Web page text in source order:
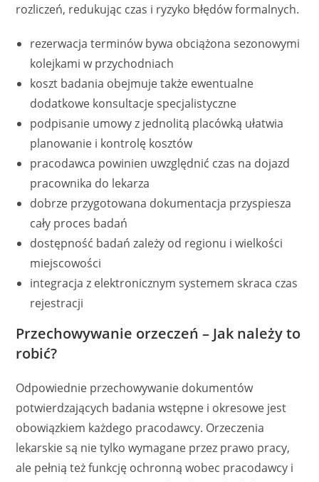
rozliczeń, redukując czas i ryzyko błędów formalnych.
rezerwacja terminów bywa obciążona sezonowymi
kolejkami w przychodniach
koszt badania obejmuje także ewentualne
dodatkowe konsultacje specjalistyczne
podpisanie umowy z jednolitą placówką ułatwia
planowanie i kontrolę kosztów
pracodawca powinien uwzględnić czas na dojazd
pracownika do lekarza
dobrze przygotowana dokumentacja przyspiesza
cały proces badań
dostępność badań zależy od regionu i wielkości
miejscowości
integracja z elektronicznym systemem skraca czas
rejestracji
Przechowywanie orzeczeń – Jak należy to
robić?
Odpowiednie przechowywanie dokumentów
potwierdzających badania wstępne i okresowe jest
obowiązkiem każdego pracodawcy. Orzeczenia
lekarskie są nie tylko wymagane przez prawo pracy,
ale pełnią też funkcję ochronną wobec pracodawcy i